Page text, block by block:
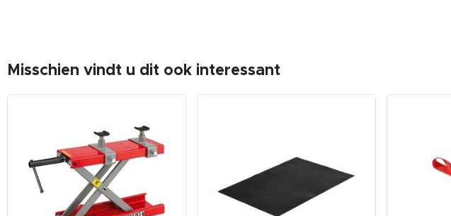
Misschien vindt u dit ook interessant